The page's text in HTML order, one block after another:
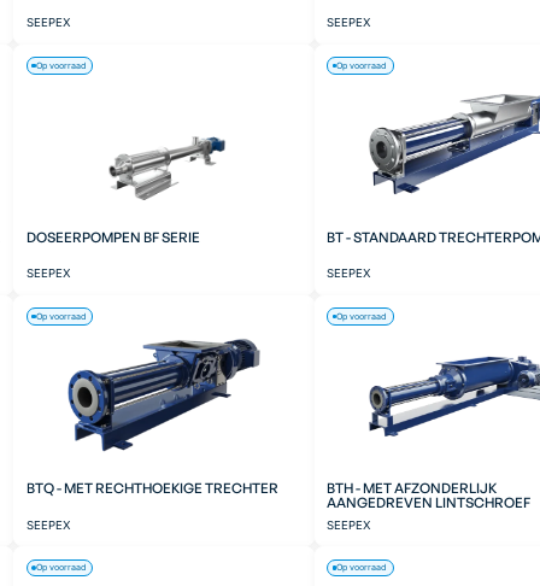
SEEPEX SEEPEX
DOSEERPOMPEN BF SERIE
SEEPEX
Op voorraad
BT - STANDAARD
SEEPEX
Op voorraad
BTQ - MET RECHTHOEKIGE TRECHTER
SEEPEX
Op voorraad
BTH - MET AFZONDERLIJK
AANGEDREVEN LINTSCHROEF
SEEPEX
Op voorraad
Op voorraad Op voorraad